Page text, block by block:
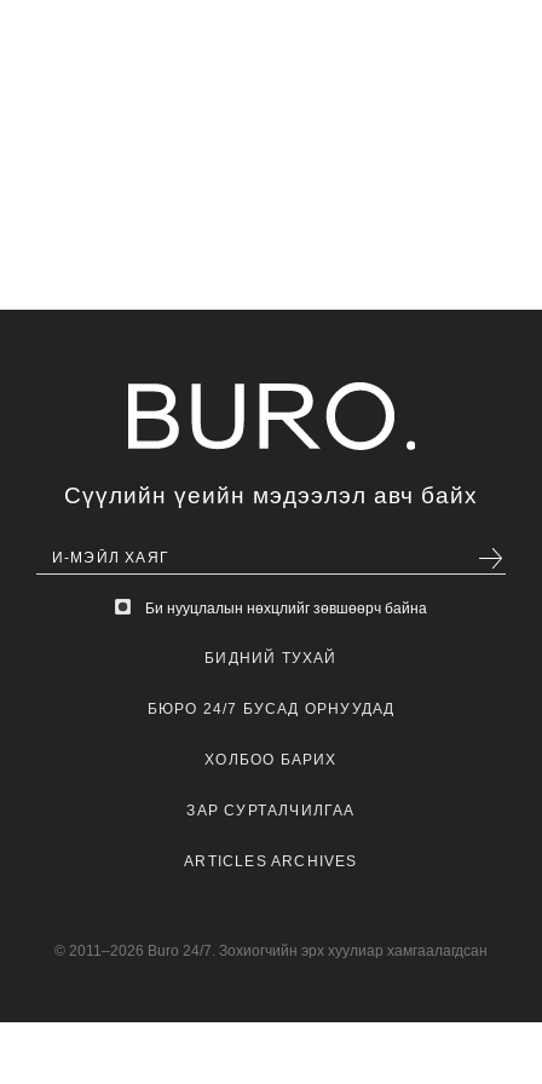
Сүүлийн үеийн мэдээлэл авч байх
Би нууцлалын нөхцлийг зөвшөөрч байна
БИДНИЙ ТУХАЙ
БЮРО 24/7 БУСАД ОРНУУДАД
ХОЛБОО БАРИХ
ЗАР СУРТАЛЧИЛГАА
ARTICLES ARCHIVES
© 2011–2026 Buro 24/7. Зохиогчийн эрх хуулиар хамгаалагдсан